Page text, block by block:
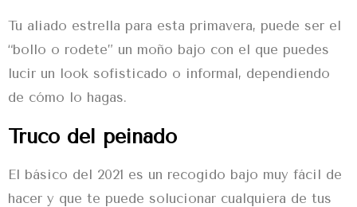
Tu aliado estrella para esta primavera, puede ser el
“bollo o rodete” un moño bajo con el que puedes
lucir un look sofisticado o informal, dependiendo
de cómo lo hagas.
Truco del peinado
El básico del 2021 es un recogido bajo muy fácil de
hacer y que te puede solucionar cualquiera de tus